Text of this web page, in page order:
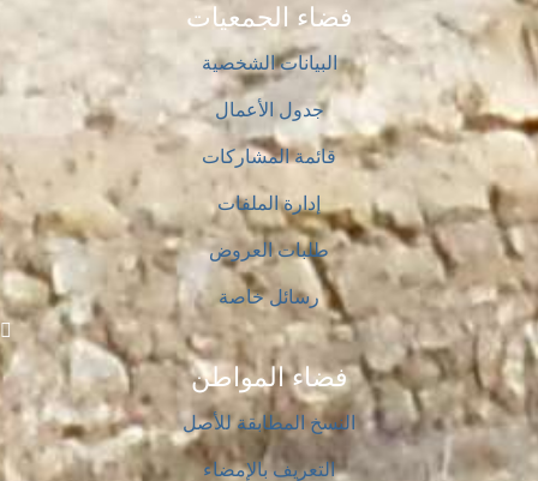
فضاء الجمعيات
البيانات الشخصية
جدول الأعمال
قائمة المشاركات
إدارة الملفات
طلبات العروض
رسائل خاصة
فضاء المواطن
النسخ المطابقة للأصل
التعريف بالإمضاء